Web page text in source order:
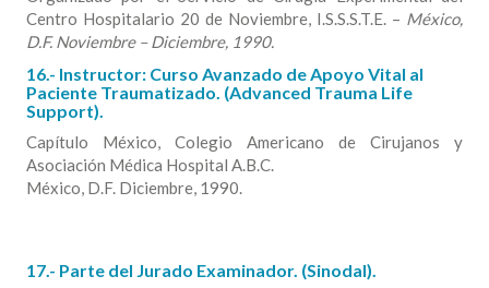
Centro Hospitalario 20 de Noviembre, I.S.S.S.T.E. – México,
D.F. Noviembre – Diciembre, 1990.
16.- Instructor: Curso Avanzado de Apoyo Vital al
Paciente Traumatizado. (Advanced Trauma Life
Support).
Capítulo México, Colegio Americano de Cirujanos y
Asociación Médica Hospital A.B.C.
México, D.F. Diciembre, 1990.
17.- Parte del Jurado Examinador. (Sinodal).